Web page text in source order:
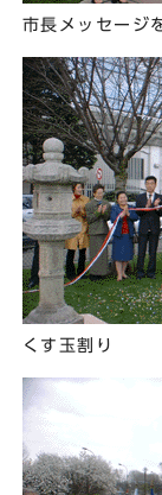
市長メッセージ
くす玉割り